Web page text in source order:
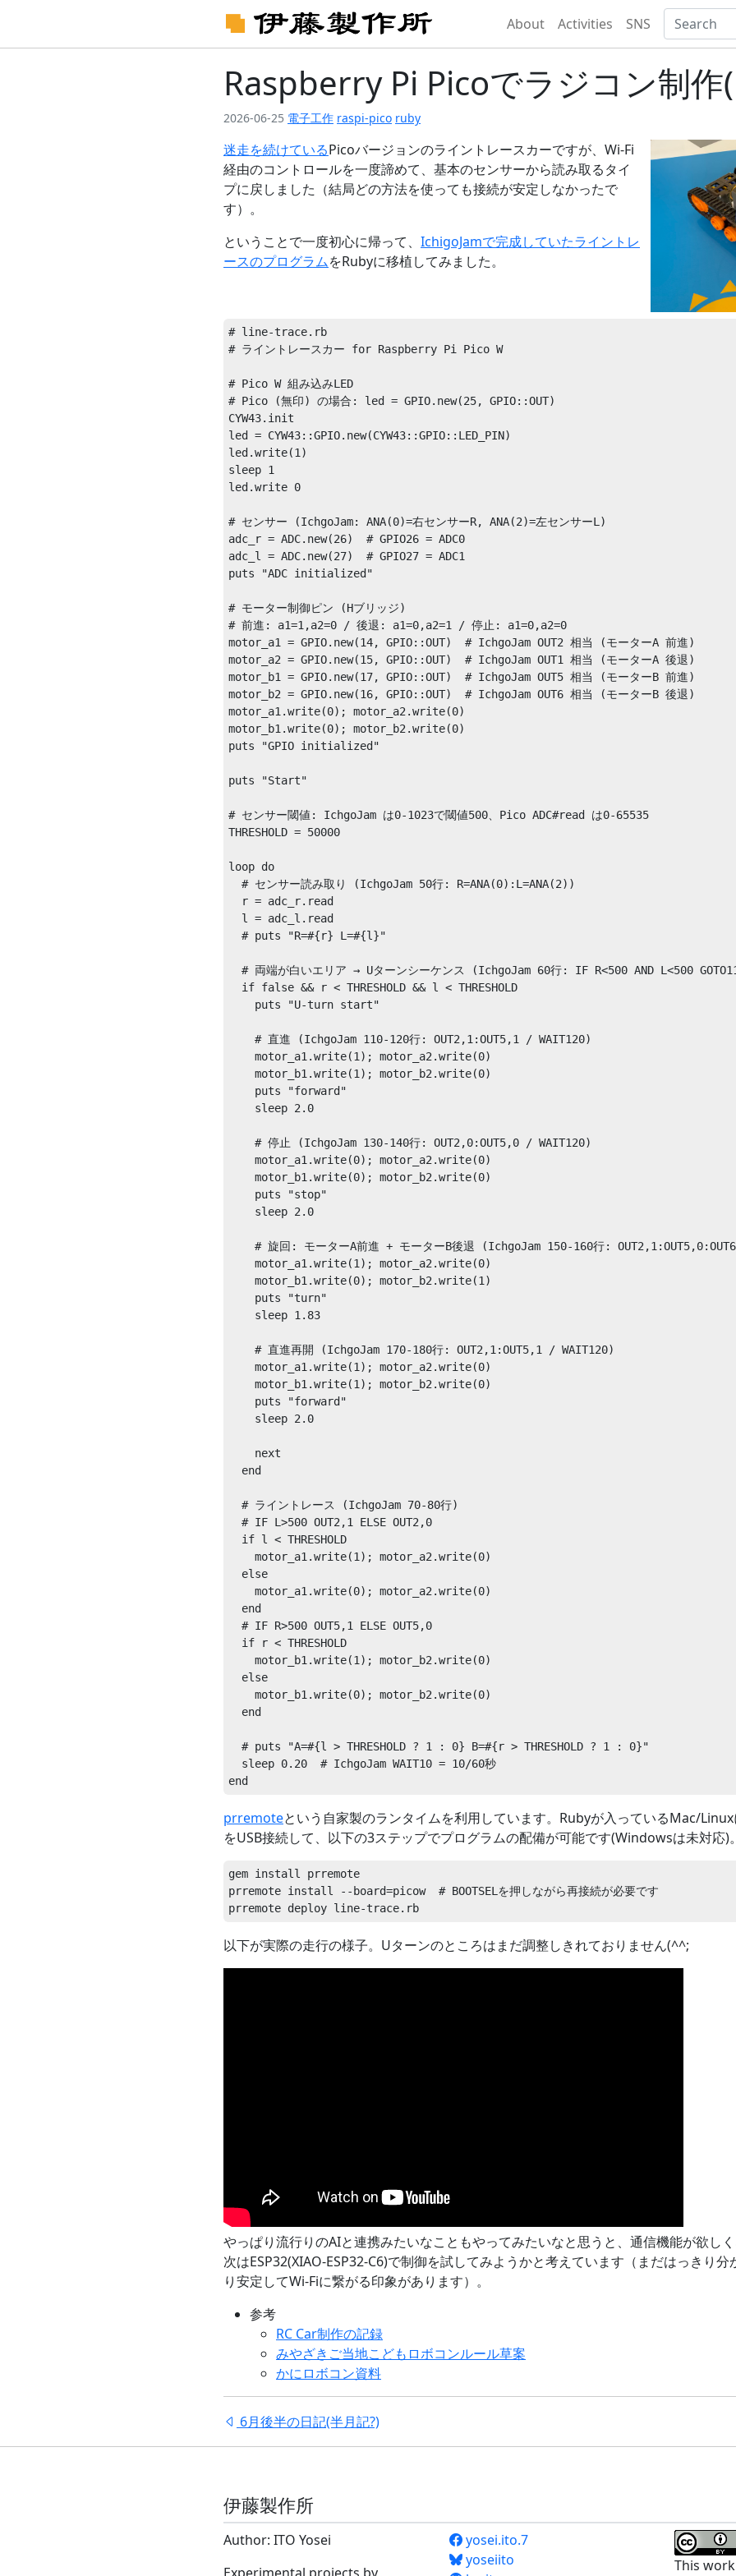
About Activities SNS
Raspberry Pi Picoでラジコン制作
2026-06-25 電子工作 raspi-pico ruby
迷走を続けているPicoバージョンのライントレースカーですが、Wi-Fi
経由のコントロールを一度諦めて、基本のセンサーから読み取るタイ
プに戻しました（結局どの方法を使っても接続が安定しなかったで
す）。
ということで一度初心に帰って、 IchigoJamで完成していたライントレ
ースのプログラムをRubyに移植してみました。
# line-trace.rb
# ライントレースカー for Raspberry Pi Pico W
# Pico W 組み込みLED
# Pico (無印) の場合: led = GPIO.new(25, GPIO::OUT)
CYW43.init
led = CYW43::GPIO.new(CYW43::GPIO::LED_PIN)
led.write(1)
sleep 1
led.write 0
# センサー (IchgoJam: ANA(0)=右センサーR, ANA(2)=左センサーL)
adc_r = ADC.new(26)  # GPIO26 = ADC0
adc_l = ADC.new(27)  # GPIO27 = ADC1
puts "ADC initialized"
# モーター制御ピン (Hブリッジ)
# 前進: a1=1,a2=0 / 後退: a1=0,a2=1 / 停止: a1=0,a2=0
motor_a1 = GPIO.new(14, GPIO::OUT)  # IchgoJam OUT2 相当 (モーターA 前進)
motor_a2 = GPIO.new(15, GPIO::OUT)  # IchgoJam OUT1 相当 (モーターA 後退)
motor_b1 = GPIO.new(17, GPIO::OUT)  # IchgoJam OUT5 相当 (モーターB 前進)
motor_b2 = GPIO.new(16, GPIO::OUT)  # IchgoJam OUT6 相当 (モーターB 後退)
motor_a1.write(0); motor_a2.write(0)
motor_b1.write(0); motor_b2.write(0)
puts "GPIO initialized"
puts "Start"
# センサー閾値: IchgoJam は0-1023で閾値500、Pico ADC#read は0-65535
THRESHOLD = 50000
loop do
  # センサー読み取り (IchgoJam 50行: R=ANA(0):L=ANA(2))
  r = adc_r.read
  l = adc_l.read
  # puts "R=#{r} L=#{l}"
# 両端が白いエリア → Uターンシーケンス (IchgoJam 60行: IF R<500 AND L<500
  if false && r < THRESHOLD && l < THRESHOLD
    puts "U-turn start"
    # 直進 (IchgoJam 110-120行: OUT2,1:OUT5,1 / WAIT120)
    motor_a1.write(1); motor_a2.write(0)
    motor_b1.write(1); motor_b2.write(0)
    puts "forward"
    sleep 2.0
    # 停止 (IchgoJam 130-140行: OUT2,0:OUT5,0 / WAIT120)
    motor_a1.write(0); motor_a2.write(0)
    motor_b1.write(0); motor_b2.write(0)
    puts "stop"
    sleep 2.0
# 旋回: モーターA前進 + モーターB後退 (IchgoJam 150-160行:
    motor_a1.write(1); motor_a2.write(0)
    motor_b1.write(0); motor_b2.write(1)
    puts "turn"
    sleep 1.83
    # 直進再開 (IchgoJam 170-180行: OUT2,1:OUT5,1 / WAIT120)
    motor_a1.write(1); motor_a2.write(0)
    motor_b1.write(1); motor_b2.write(0)
    puts "forward"
    sleep 2.0
    next
  end
  # ライントレース (IchgoJam 70-80行)
  # IF L>500 OUT2,1 ELSE OUT2,0
  if l < THRESHOLD
    motor_a1.write(1); motor_a2.write(0)
  else
    motor_a1.write(0); motor_a2.write(0)
  end
  # IF R>500 OUT5,1 ELSE OUT5,0
  if r < THRESHOLD
    motor_b1.write(1); motor_b2.write(0)
  else
    motor_b1.write(0); motor_b2.write(0)
  end
  # puts "A=#{l > THRESHOLD ? 1 : 0} B=#{r > THRESHOLD ? 1 : 0}"
  sleep 0.20  # IchgoJam WAIT10 = 10/60秒
prremoteという自家製のランタイムを利用しています。Rubyが入っているMac/
をUSB接続して、以下の3ステップでプログラムの配備が可能です(Windowsは未対応)
gem install prremote
prremote install --board=picow  # BOOTSELを押しながら再接続が必要です
以下が実際の走行の様子。Uターンのところはまだ調整しきれておりません(^^;
やっぱり流行りのAIと連携みたいなこともやってみたいなと思うと、通信機能が欲し
次はESP32(XIAO-ESP32-C6)で制御を試してみようかと考えています（まだはっきり
り安定してWi-Fiに繋がる印象があります）。
参考
RC Car制作の記録
みやざきご当地こどもロボコンルール草案
かにロボコン資料
6月後半の日記(半月記?)
伊藤製作所
Author: ITO Yosei
yosei.ito.7
yoseiito
This